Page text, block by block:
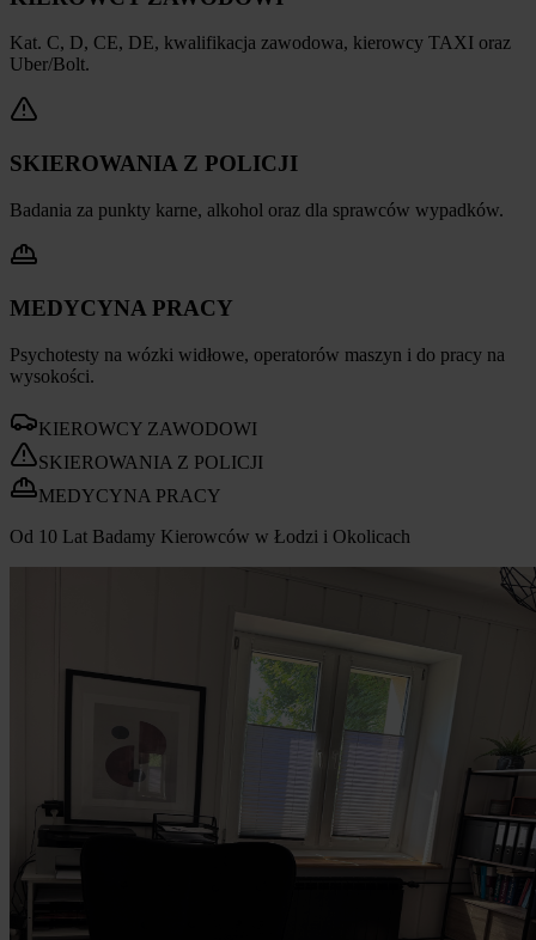
Kat. C, D, CE, DE, kwalifikacja zawodowa, kierowcy TAXI oraz
Uber/Bolt.
SKIEROWANIA Z POLICJI
Badania za punkty karne, alkohol oraz dla sprawców wypadków.
MEDYCYNA PRACY
Psychotesty na wózki widłowe, operatorów maszyn i do pracy na
wysokości.
KIEROWCY ZAWODOWI
SKIEROWANIA Z POLICJI
MEDYCYNA PRACY
Od 10 Lat Badamy Kierowców w Łodzi i Okolicach